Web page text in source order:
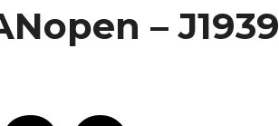
– J1939